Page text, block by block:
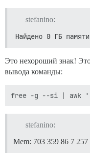
stefanino:
Найдено 0 ГБ памяти
Это нехороший знак!
вывода команды:
stefanino:
Mem: 703 359 86 7 257